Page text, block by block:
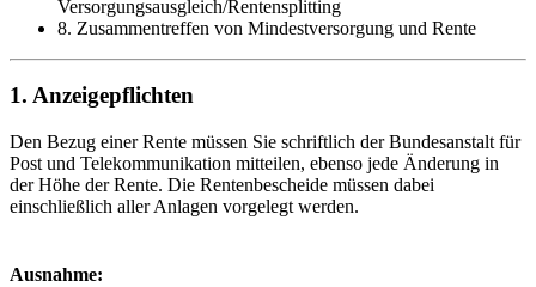
Versorgungsausgleich/Rentensplitting
8. Zusammentreffen von Mindestversorgung und Rente
1. Anzeigepflichten
Den Bezug einer Rente müssen Sie schriftlich der Bundesanstalt für
Post und Telekommunikation mitteilen, ebenso jede Änderung in
der Höhe der Rente. Die Rentenbescheide müssen dabei
einschließlich aller Anlagen vorgelegt werden.
Ausnahme: